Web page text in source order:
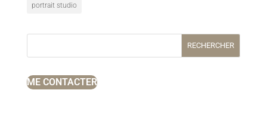
portrait studio
RECHERCHER
ME CONTACTER